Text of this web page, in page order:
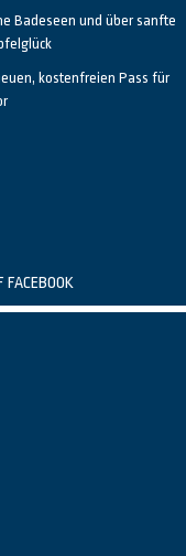
Badeseen und über sanfte
kostenfreien Pass für
FACEBOOK